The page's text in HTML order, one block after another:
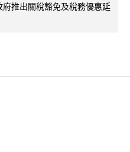
推出關稅豁免及稅務優惠延